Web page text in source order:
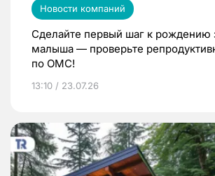
Новости компаний
Сделайте первый шаг к рождению
малыша — проверьте
по ОМС!
13:10 / 23.07.26